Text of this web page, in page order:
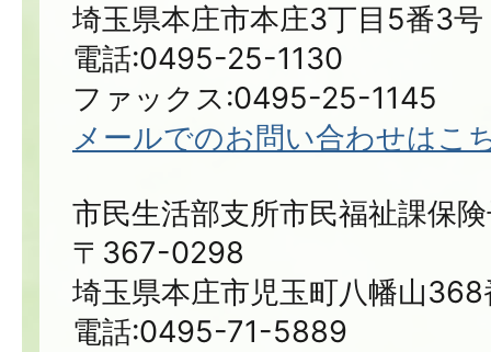
埼玉県本庄市本庄3丁目5番3号
電話:0495-25-1130
ファックス:0495-25-1145
メールでのお問い合わせはこ
市民生活部支所市民福祉課保
〒367-0298
埼玉県本庄市児玉町八幡山368
電話:0495-71-5889